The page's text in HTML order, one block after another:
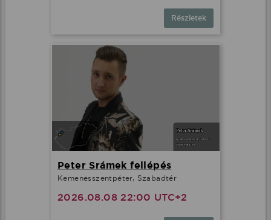
Részletek
Peter Srámek fellépés
Kemenesszentpéter, Szabadtér
2026.08.08 22:00 UTC+2